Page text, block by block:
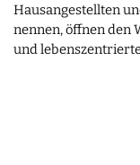
Hausangestellten
nennen, öffnen den
und